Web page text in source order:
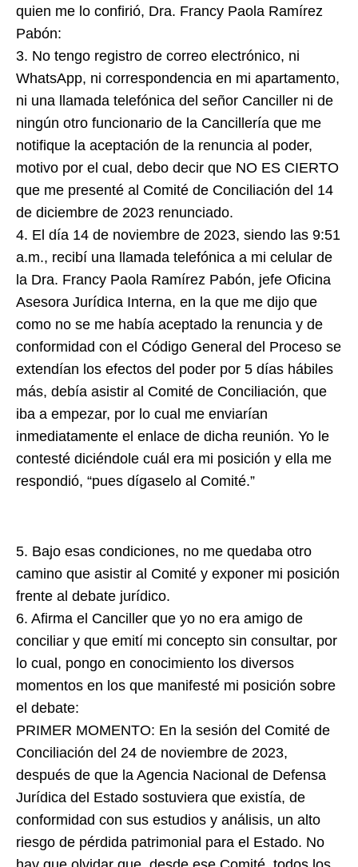
quien me lo confirió, Dra. Francy Paola Ramírez
Pabón:
3. No tengo registro de correo electrónico, ni
WhatsApp, ni correspondencia en mi apartamento,
ni una llamada telefónica del señor Canciller ni de
ningún otro funcionario de la Cancillería que me
notifique la aceptación de la renuncia al poder,
motivo por el cual, debo decir que NO ES CIERTO
que me presenté al Comité de Conciliación del 14
de diciembre de 2023 renunciado.
4. El día 14 de noviembre de 2023, siendo las 9:51
a.m., recibí una llamada telefónica a mi celular de
la Dra. Francy Paola Ramírez Pabón, jefe Oficina
Asesora Jurídica Interna, en la que me dijo que
como no se me había aceptado la renuncia y de
conformidad con el Código General del Proceso se
extendían los efectos del poder por 5 días hábiles
más, debía asistir al Comité de Conciliación, que
iba a empezar, por lo cual me enviarían
inmediatamente el enlace de dicha reunión. Yo le
contesté diciéndole cuál era mi posición y ella me
respondió, “pues dígaselo al Comité.”
5. Bajo esas condiciones, no me quedaba otro
camino que asistir al Comité y exponer mi posición
frente al debate jurídico.
6. Afirma el Canciller que yo no era amigo de
conciliar y que emití mi concepto sin consultar, por
lo cual, pongo en conocimiento los diversos
momentos en los que manifesté mi posición sobre
el debate:
PRIMER MOMENTO: En la sesión del Comité de
Conciliación del 24 de noviembre de 2023,
después de que la Agencia Nacional de Defensa
Jurídica del Estado sostuviera que existía, de
conformidad con sus estudios y análisis, un alto
riesgo de pérdida patrimonial para el Estado. No